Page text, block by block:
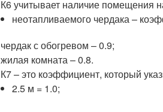
К6 учитывает наличие помещения
неотапливаемого чердака –
чердак с обогревом – 0.9;
жилая комната – 0.8.
К7 – это коэффициент, который
2.5 м = 1.0;